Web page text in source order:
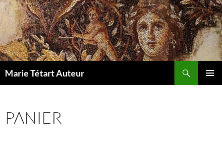
Aller
contenu
Marie Tétart Auteur
PANIER